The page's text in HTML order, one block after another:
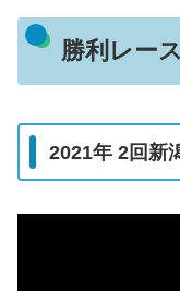
勝利レー
2021年 2回新